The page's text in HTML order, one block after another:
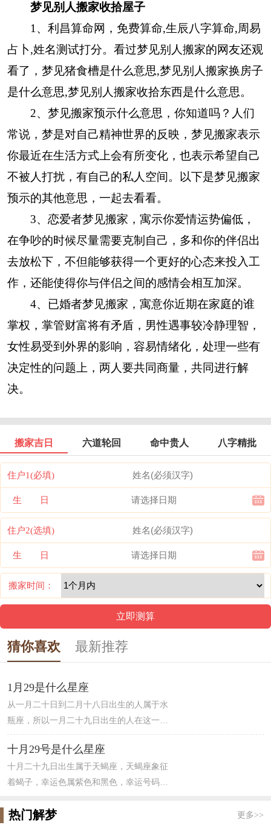
梦见别人搬家收拾屋子
1、利昌算命网，免费算命,生辰八字算命,周易
占卜,姓名测试打分。看过梦见别人搬家的网友还观
看了，梦见猪食槽是什么意思,梦见别人搬家换房子
是什么意思,梦见别人搬家收拾东西是什么意思。
2、梦见搬家预示什么意思，你知道吗？人们
常说，梦是对自己精神世界的反映，梦见搬家表示
你最近在生活方式上会有所变化，也表示希望自己
不被人打扰，有自己的私人空间。以下是梦见搬家
预示的其他意思，一起去看看。
3、恋爱者梦见搬家，寓示你爱情运势偏低，
在争吵的时候尽量需要克制自己，多和你的伴侣出
去放松下，不但能够获得一个更好的心态来投入工
作，还能使得你与伴侣之间的感情会相互加深。
4、已婚者梦见搬家，寓意你近期在家庭的谁
掌权，掌管财富将有矛盾，男性遇事较冷静理智，
女性易受到外界的影响，容易情绪化，处理一些有
决定性的问题上，两人要共同商量，共同进行解
决。
搬家吉日 六道轮回 命中贵人 八字精批
住户1(必填)
生 日
住户2(选填)
生 日
搬家时间：
猜你喜欢 最新推荐
1月29是什么星座
从一月二十日到二月十八日出生的人属于水
瓶座，所以一月二十九日出生的人在这一区
间内。水瓶座主宰天王星，属于风象星座。
水瓶座的人在生活中，爱情中让人琢磨不定
无法定型，追求思想自由人很聪明。对待朋
友友善和睦，算是绝对的“友谊之星”，但是
对稳定。
十月29号是什么星座
十月二十九日出生属于天蝎座，天蝎座象征
着蝎子，幸运色属紫色和黑色，幸运号码为
向来高瞻远瞩，看的比较远，能够洞察人
热门解梦 更多>>